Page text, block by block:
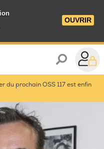
OUVRIR
du prochain OSS 117 est enfin